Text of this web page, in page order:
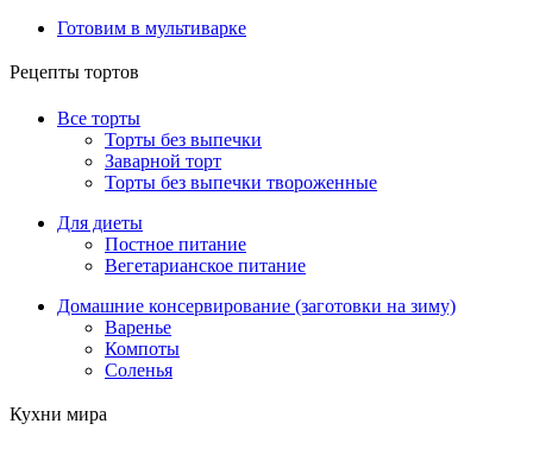
Готовим в мультиварке
Рецепты тортов
Все торты
Торты без выпечки
Заварной торт
Торты без выпечки твороженные
Для диеты
Постное питание
Вегетарианское питание
Домашние консервирование (заготовки на зиму)
Варенье
Компоты
Соленья
Кухни мира